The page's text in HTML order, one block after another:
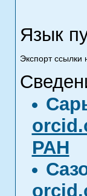
Язык
Экспорт
РАН